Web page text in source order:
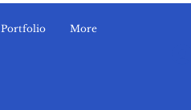
Portfolio More